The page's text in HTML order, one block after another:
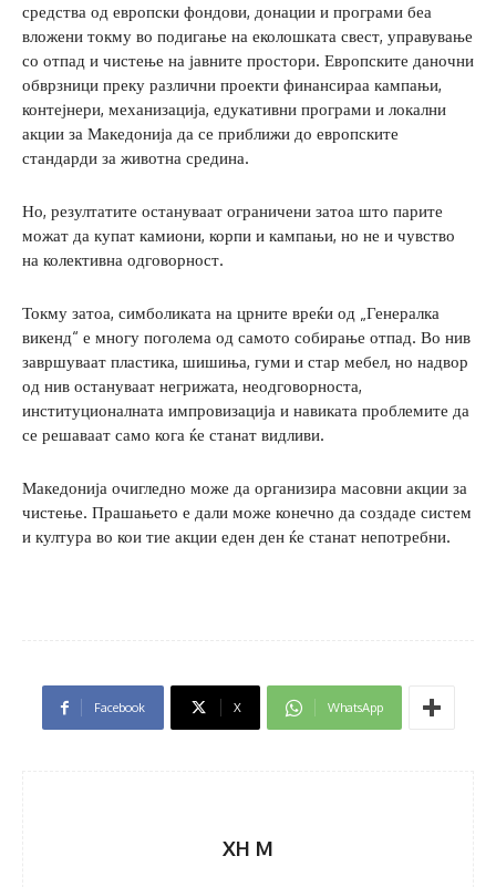
средства од европски фондови, донации и програми беа
вложени токму во подигање на еколошката свест, управување
со отпад и чистење на јавните простори. Европските даночни
обврзници преку различни проекти финансираа кампањи,
контејнери, механизација, едукативни програми и локални
акции за Македонија да се приближи до европските
стандарди за животна средина.
Но, резултатите остануваат ограничени затоа што парите
можат да купат камиони, корпи и кампањи, но не и чувство
на колективна одговорност.
Токму затоа, симболиката на црните вреќи од „Генералка
викенд“ е многу поголема од самото собирање отпад. Во нив
завршуваат пластика, шишиња, гуми и стар мебел, но надвор
од нив остануваат негрижата, неодговорноста,
институционалната импровизација и навиката проблемите да
се решаваат само кога ќе станат видливи.
Македонија очигледно може да организира масовни акции за
чистење. Прашањето е дали може конечно да создаде систем
и култура во кои тие акции еден ден ќе станат непотребни.
Facebook X WhatsApp
XH M